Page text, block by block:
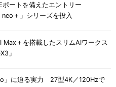
ートを備えたエントリー
＋」シリーズを投入
Max＋を搭載したスリムAIワークス
」
」に迫る実力 27型4K／120Hzで